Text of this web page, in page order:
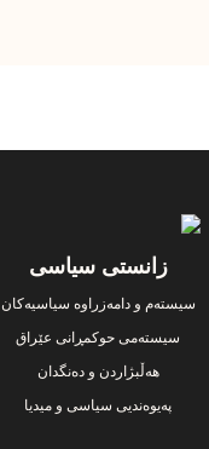
Footerزانستی سیاسی
سیستەم و دامەزراوە سیاسیەکان
سیستەمی حوکمڕانی عێراق
هەڵبژاردن و دەنگدان
پەیوەندیی سیاسی و میدیا